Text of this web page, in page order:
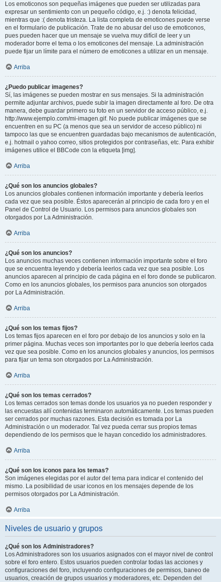
Los emoticonos son pequeñas imágenes que pueden ser utilizadas para
expresar un sentimiento con un pequeño código, e.j. :) denota felicidad,
mientras que :( denota tristeza. La lista completa de emoticones puede verse
en el formulario de publicación. Trate de no abusar del uso de emoticonos,
pues pueden hacer que un mensaje se vuelva muy difícil de leer y un
moderador borre el tema o los emoticones del mensaje. La administración
puede fijar un límite para el número de emoticones a utilizar en un mensaje.
Arriba
¿Puedo publicar imagenes?
Sí, las imágenes se pueden mostrar en sus mensajes. Si la administración
permite adjuntar archivos, puede subir la imagen directamente al foro. De otra
manera, debe guardar primero su foto en un servidor de acceso público, e.j.
http://www.ejemplo.com/mi-imagen.gif. No puede publicar imágenes que se
encuentren en su PC (a menos que sea un servidor de acceso público) ni
tampoco las que se encuentren guardadas bajo mecanismos de autenticación,
e.j. hotmail o yahoo correo, sitios protegidos por contraseñas, etc. Para exhibir
imágenes utilice el BBCode con la etiqueta [img].
Arriba
¿Qué son los anuncios globales?
Los anuncios globales contienen información importante y debería leerlos
cada vez que sea posible. Éstos aparecerán al principio de cada foro y en el
Panel de Control de Usuario. Los permisos para anuncios globales son
otorgados por La Administración.
Arriba
¿Qué son los anuncios?
Los anuncios muchas veces contienen información importante sobre el foro
que se encuentra leyendo y debería leerlos cada vez que sea posible. Los
anuncios aparecen al principio de cada página en el foro donde se publicaron.
Como en los anuncios globales, los permisos para anuncios son otorgados
por La Administración.
Arriba
¿Qué son los temas fijos?
Los temas fijos aparecen en el foro por debajo de los anuncios y solo en la
primer página. Muchas veces son importantes por lo que debería leerlos cada
vez que sea posible. Como en los anuncios globales y anuncios, los permisos
para fijar un tema son otorgados por La Administración.
Arriba
¿Qué son los temas cerrados?
Los temas cerrados son temas donde los usuarios ya no pueden responder y
las encuestas allí contenidas terminaron automáticamente. Los temas pueden
ser cerrados por muchas razones. Esta decisión es tomada por La
Administración o un moderador. Tal vez pueda cerrar sus propios temas
dependiendo de los permisos que le hayan concedido los administradores.
Arriba
¿Qué son los iconos para los temas?
Son imágenes elegidas por el autor del tema para indicar el contenido del
mismo. La posibilidad de usar iconos en los mensajes depende de los
permisos otorgados por La Administración.
Arriba
Niveles de usuario y grupos
¿Qué son los Administradores?
Los Administradores son los usuarios asignados con el mayor nivel de control
sobre el foro entero. Estos usuarios pueden controlar todas las acciones y
configuraciones del foro, incluyendo configuraciones de permisos, baneo de
usuarios, creación de grupos usuarios y moderadores, etc. Dependen del